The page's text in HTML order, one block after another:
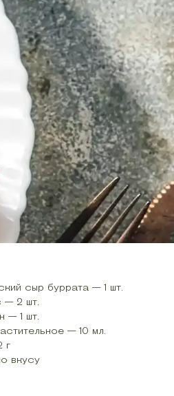
сыр буррата — 1 шт.
— 2 шт.
— 1 шт.
— 10 мл.
г
вкусу